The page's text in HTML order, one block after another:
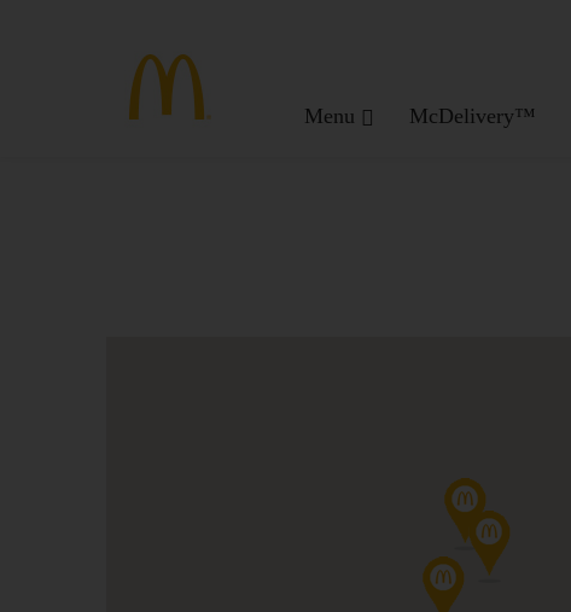
Menu McDelivery™